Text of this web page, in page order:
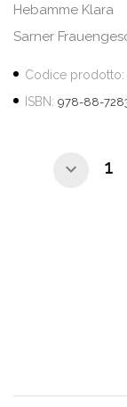
Hebamme Klara
Sarner
Codice prodotto:
ISBN: 978-88-